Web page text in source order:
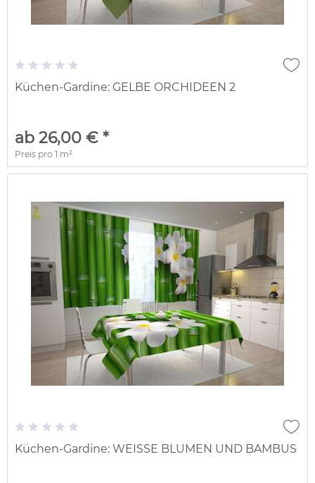
Küchen-Gardine: GELBE ORCHIDEEN 2
ab 26,00 € *
Preis pro1 m²
Küchen-Gardine: WEISSE BLUMEN UND BAMBUS